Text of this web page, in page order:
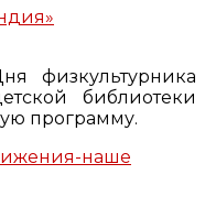
физкультурника
библиотеки
программу.
наше